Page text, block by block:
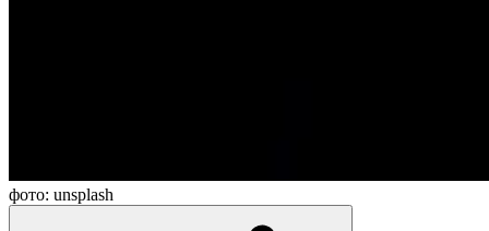
фото: unsplash